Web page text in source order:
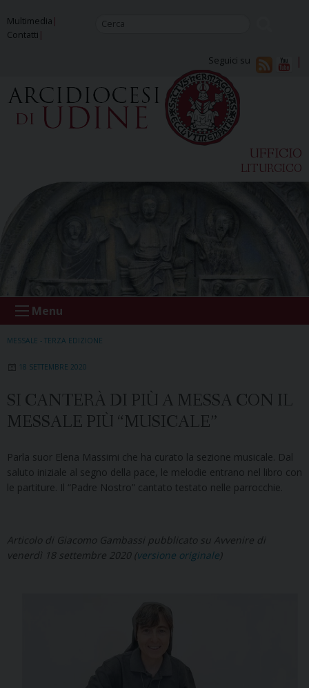
to
content
Multimedia
Contatti
Seguici su
UFFICIO
LITURGICO
Menu
MESSALE - TERZA EDIZIONE
18 SETTEMBRE 2020
SI CANTERÀ DI PIÙ A MESSA CON IL
MESSALE PIÙ “MUSICALE”
Parla suor Elena Massimi che ha curato la sezione musicale. Dal
saluto iniziale al segno della pace, le melodie entrano nel libro con
le partiture. Il “Padre Nostro” cantato testato nelle parrocchie.
Articolo di Giacomo Gambassi pubblicato su Avvenire di
venerdì 18 settembre 2020 (versione originale)